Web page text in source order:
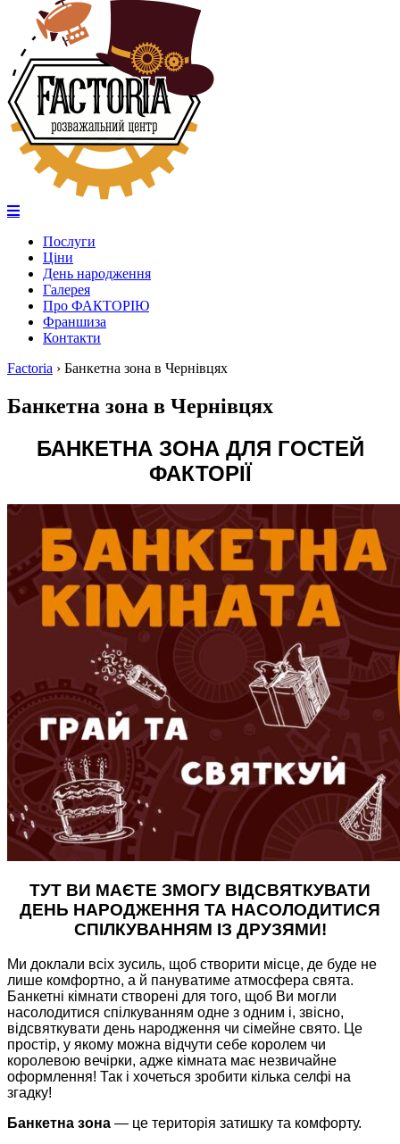
Послуги
Ціни
День народження
Галерея
Про ФАКТОРІЮ
Франшиза
Контакти
Factoria › Банкетна зона в Чернівцях
Банкетна зона в Чернівцях
БАНКЕТНА ЗОНА ДЛЯ ГОСТЕЙ
ФАКТОРІЇ
ТУТ ВИ МАЄТЕ ЗМОГУ ВІДСВЯТКУВАТИ
ДЕНЬ НАРОДЖЕННЯ ТА НАСОЛОДИТИСЯ
СПІЛКУВАННЯМ ІЗ ДРУЗЯМИ!
Ми доклали всіх зусиль, щоб створити місце, де буде не
лише комфортно, а й пануватиме атмосфера свята.
Банкетні кімнати створені для того, щоб Ви могли
насолодитися спілкуванням одне з одним і, звісно,
відсвяткувати день народження чи сімейне свято. Це
простір, у якому можна відчути себе королем чи
королевою вечірки, адже кімната має незвичайне
оформлення! Так і хочеться зробити кілька селфі на
згадку!
Банкетна зона — це територія затишку та комфорту.